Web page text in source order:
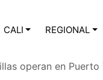
CALI REGIONAL
operan en Puerto